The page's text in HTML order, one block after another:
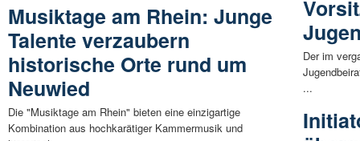
Musiktage am Rhein: Junge
Talente verzaubern
historische Orte rund um
Neuwied
Die "Musiktage am Rhein" bieten eine einzigartige
Kombination aus hochkarätiger Kammermusik und
Der im
...